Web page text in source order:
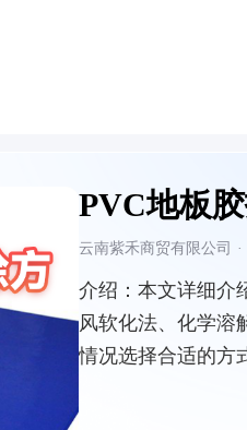
PVC地板
云南紫禾商贸有限公司 ·
介绍： 本文详细介
风软化法、化学溶
情况选择合适的方